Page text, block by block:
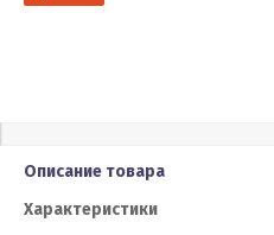
Описание товара
Характеристики